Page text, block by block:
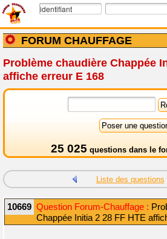
FORUM CHAUFFAGE
Problème chaudière Chappée
affiche erreur E 168
25 025 questions dans le
Liste des questions
10669 Question Forum-Chauffage :
Chappée Initia 2 28 FF HTE